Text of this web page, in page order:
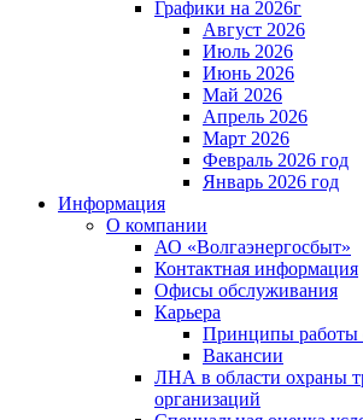
Графики на 2026г
Август 2026
Июль 2026
Июнь 2026
Май 2026
Апрель 2026
Март 2026
Февраль 2026 год
Январь 2026 год
Информация
О компании
АО «Волгаэнергосбыт»
Контактная информация
Офисы обслуживания
Карьера
Принципы работы
Вакансии
ЛНА в области охраны
организаций